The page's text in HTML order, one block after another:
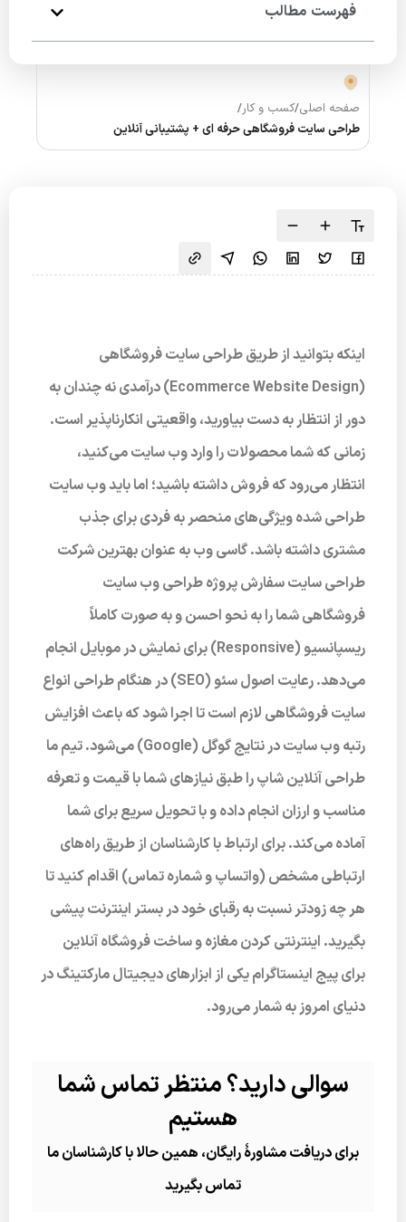
فهرست مطالب
صفحه اصلی/کسب و کار/
طراحی سایت فروشگاهی حرفه ای + پشتیبانی آنلاین
اینکه بتوانید از طریق طراحی سایت فروشگاهی
(Ecommerce Website Design) درآمدی نه چندان به
دور از انتظار به دست بیاورید، واقعیتی انکارناپذیر است.
زمانی که شما محصولات را وارد وب سایت می‌کنید،
انتظار می‌رود که فروش داشته باشید؛ اما باید وب سایت
طراحی شده ویژگی‌های منحصر به فردی برای جذب
مشتری داشته باشد. گاسی وب به عنوان بهترین شرکت
طراحی سایت سفارش پروژه طراحی وب سایت
فروشگاهی شما را به نحو احسن و به صورت کاملاً
ریسپانسیو (Responsive) برای نمایش در موبایل انجام
می‌دهد. رعایت اصول سئو (SEO) در هنگام طراحی انواع
سایت فروشگاهی لازم است تا اجرا شود که باعث افزایش
رتبه وب سایت در نتایج گوگل (Google) می‌شود. تیم ما
طراحی آنلاین شاپ را طبق نیازهای شما با قیمت و تعرفه
مناسب و ارزان انجام داده و با تحویل سریع برای شما
آماده می‌کند. برای ارتباط با کارشناسان از طریق راه‌های
ارتباطی مشخص (واتساپ و شماره تماس) اقدام کنید تا
هر چه زودتر نسبت به رقبای خود در بستر اینترنت پیشی
بگیرید. اینترنتی کردن مغازه و ساخت فروشگاه آنلاین
برای پیج اینستاگرام یکی از ابزارهای دیجیتال مارکتینگ در
دنیای امروز به شمار می‌رود.
سوالی دارید؟ منتظر تماس شما
هستیم
برای دریافت مشاورۀ رایگان، همین حالا با کارشناسان ما
تماس بگیرید